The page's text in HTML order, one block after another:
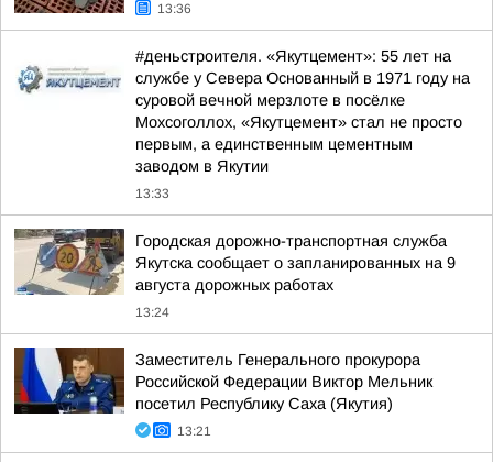
13:36
#деньстроителя. «Якутцемент»: 55 лет на
службе у Севера Основанный в 1971 году на
суровой вечной мерзлоте в посёлке
Мохсоголлох, «Якутцемент» стал не просто
первым, а единственным цементным
заводом в Якутии
13:33
Городская дорожно-транспортная служба
Якутска сообщает о запланированных на 9
августа дорожных работах
13:24
Заместитель Генерального прокурора
Российской Федерации Виктор Мельник
посетил Республику Саха (Якутия)
13:21